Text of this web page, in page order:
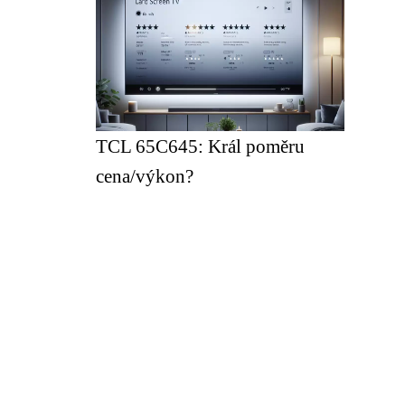
TCL 65C645: Král poměru
cena/výkon?